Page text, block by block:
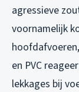
agressieve
voornamelijk
en PVC
lekkages bij